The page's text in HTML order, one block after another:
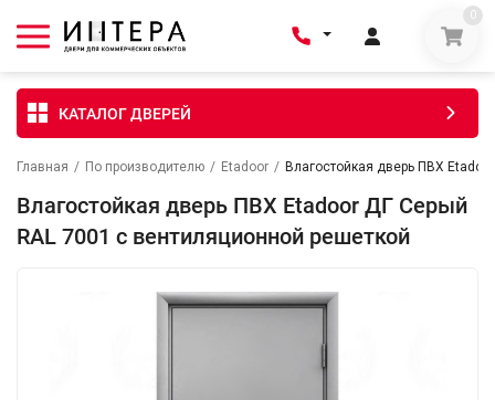
0
КАТАЛОГ ДВЕРЕЙ
Главная / По производителю / Etadoor / Влагостойкая дверь ПВХ
Влагостойкая дверь ПВХ Etadoor ДГ Серый
RAL 7001 с вентиляционной решеткой